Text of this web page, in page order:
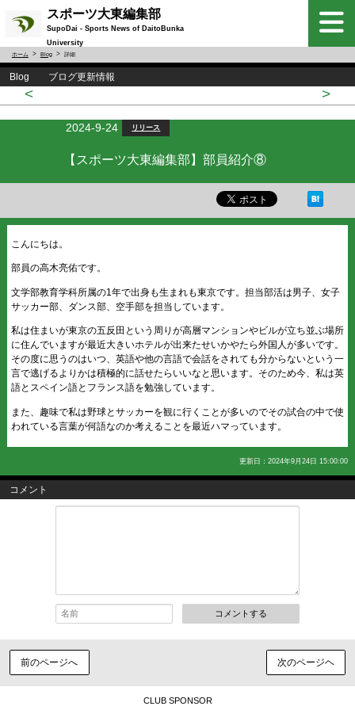
スポーツ大東編集部
SupoDai - Sports News of DaitoBunka
University
ホーム Blog 詳細
Blog ブログ更新情報
< >
2024-9-24 リリース
【スポーツ大東編集部】部員紹介⑧
こんにちは。
部員の高木亮佑です。
文学部教育学科所属の1年で出身も生まれも東京です。担当部活は男子、女子
サッカー部、ダンス部、空手部を担当しています。
私は住まいが東京の五反田という周りが高層マンションやビルが立ち並ぶ場所
に住んでいますが最近大きいホテルが出来たせいかやたら外国人が多いです。
その度に思うのはいつ、英語や他の言語で会話をされても分からないという一
言で逃げるよりかは積極的に話せたらいいなと思います。そのため今、私は英
語とスペイン語とフランス語を勉強しています。
また、趣味で私は野球とサッカーを観に行くことが多いのでその試合の中で使
われている言葉が何語なのか考えることを最近ハマっています。
更新日：2024年9月24日 15:00:00
コメント
コメントする
前のページへ 次のページヘ
CLUB SPONSOR